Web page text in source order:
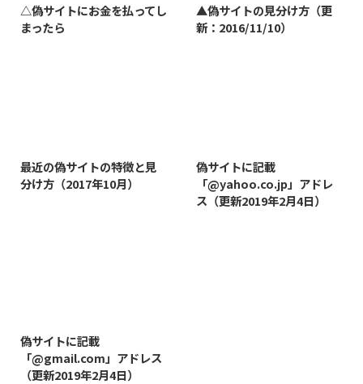
△偽サイトにお金を払ってし
まったら
▲偽サイトの見分け方（更
新：2016/11/10）
最近の偽サイトの特徴と見
分け方（2017年10月）
偽サイトに記載
「@yahoo.co.jp」アドレ
ス（更新2019年2月4日）
偽サイトに記載
「@gmail.com」アドレス
（更新2019年2月4日）